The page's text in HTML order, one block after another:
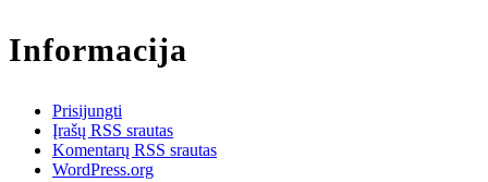
Informacija
Prisijungti
Įrašų RSS srautas
Komentarų RSS srautas
WordPress.org